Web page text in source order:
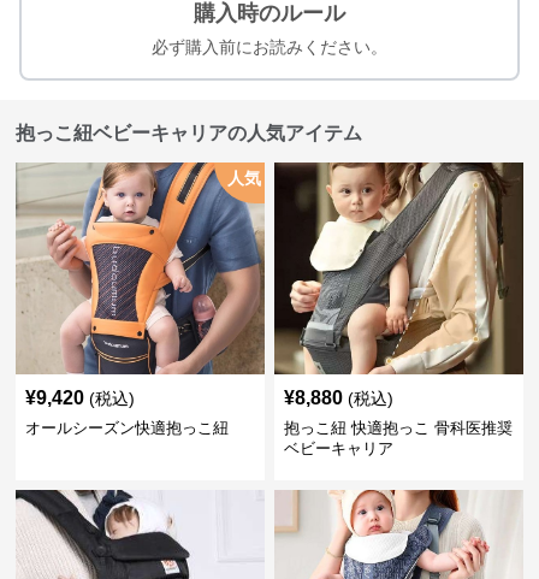
購入時のルール
必ず購入前にお読みください。
抱っこ紐ベビーキャリアの人気アイテム
人気
¥9,420 (税込)
オールシーズン快適抱っこ紐
¥8,880 (税込)
抱っこ紐 快適抱っこ 骨科医推奨
ベビーキャリア